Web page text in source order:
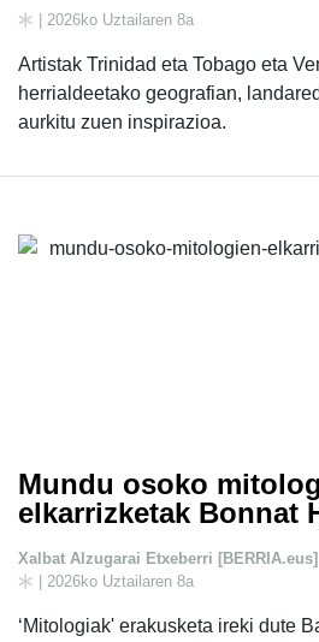
| 2026ko Uztailaren 8a
Artistak Trinidad eta Tobago eta
herrialdeetako geografian,
aurkitu zuen inspirazioa.
Mundu osoko
elkarrizketak Bonnat
Xalbat Alzugarai Etxeberri [BERRIA.eus]
| 2026ko Uztailaren 8a
‘Mitologiak' erakusketa ireki dute